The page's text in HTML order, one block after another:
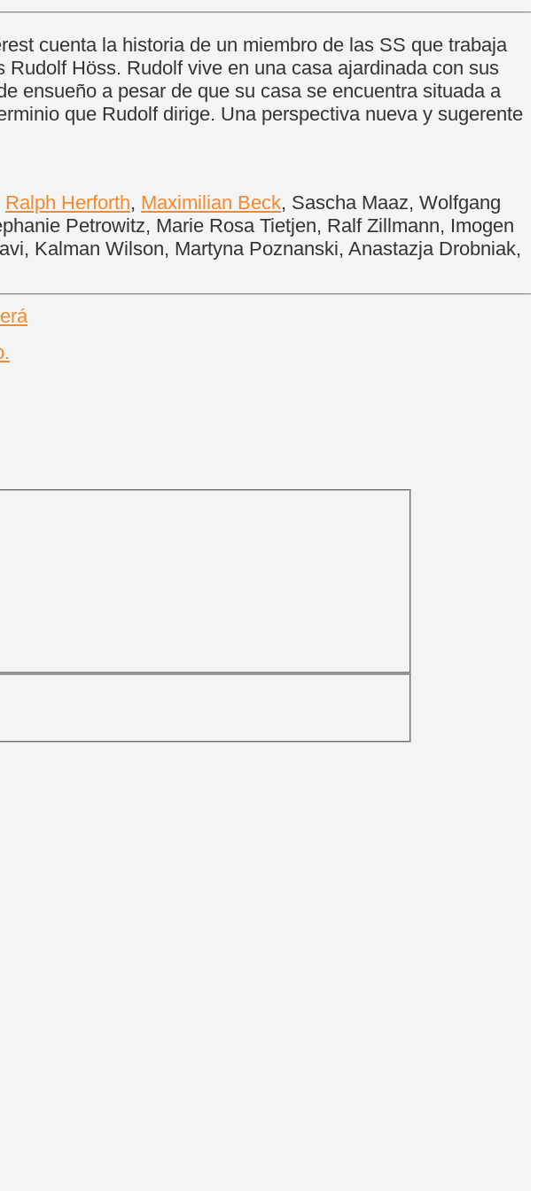
cuenta la historia de un miembro de las SS que trabaja
Höss. Rudolf vive en una casa ajardinada con sus
ensueño a pesar de que su casa se encuentra situada a
que Rudolf dirige. Una perspectiva nueva y sugerente
Ralph Herforth, Maximilian Beck, Sascha Maaz, Wolfgang
Petrowitz, Marie Rosa Tietjen, Ralf Zillmann, Imogen
Kalman Wilson, Martyna Poznanski, Anastazja Drobniak,